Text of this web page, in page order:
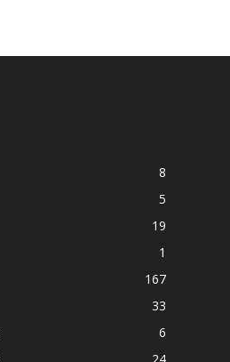
8
5
19
1
167
33
6
24